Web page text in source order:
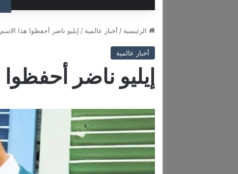
الرئيسية / أخبار عالمية / إيليو ناضر أحفظوا هذا
أخبار عالمية
إيليو ناضر